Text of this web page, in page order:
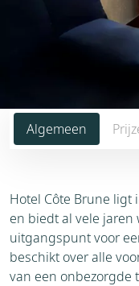
Algemeen
Hotel Côte Brune ligt
en biedt al vele
uitgangspunt voor
beschikt over alle
van een onbezorgde